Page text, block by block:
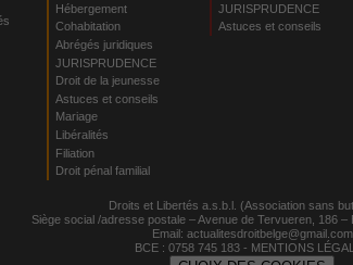
Hébergement
Cohabitation
Abrégés juridiques
JURISPRUDENCE
Droit de la jeunesse
Astuces et conseils
Mariage
Libéralités
Filiation
Droit pénal familial
JURISPRUDENCE
Astuces et conseils
Droits et Libertés a.s.b.l. (Association sans
Siège social /adresse postale – Avenue de Tervueren, 186 –
Email: actualitesdroitbelge@gmail.com
BCE : 0758 745 183 - MENTIONS